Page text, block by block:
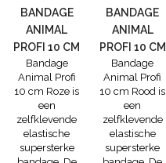
BANDAGE
ANIMAL
PROFI 10 CM
ROZE
Bandage
Animal Profi
10 cm Roze is
een
zelfklevende
elastische
supersterke
BANDAGE
ANIMAL
PROFI 10 CM
ROOD
Bandage
Animal Profi
10 cm Rood is
een
zelfklevende
elastische
supersterke